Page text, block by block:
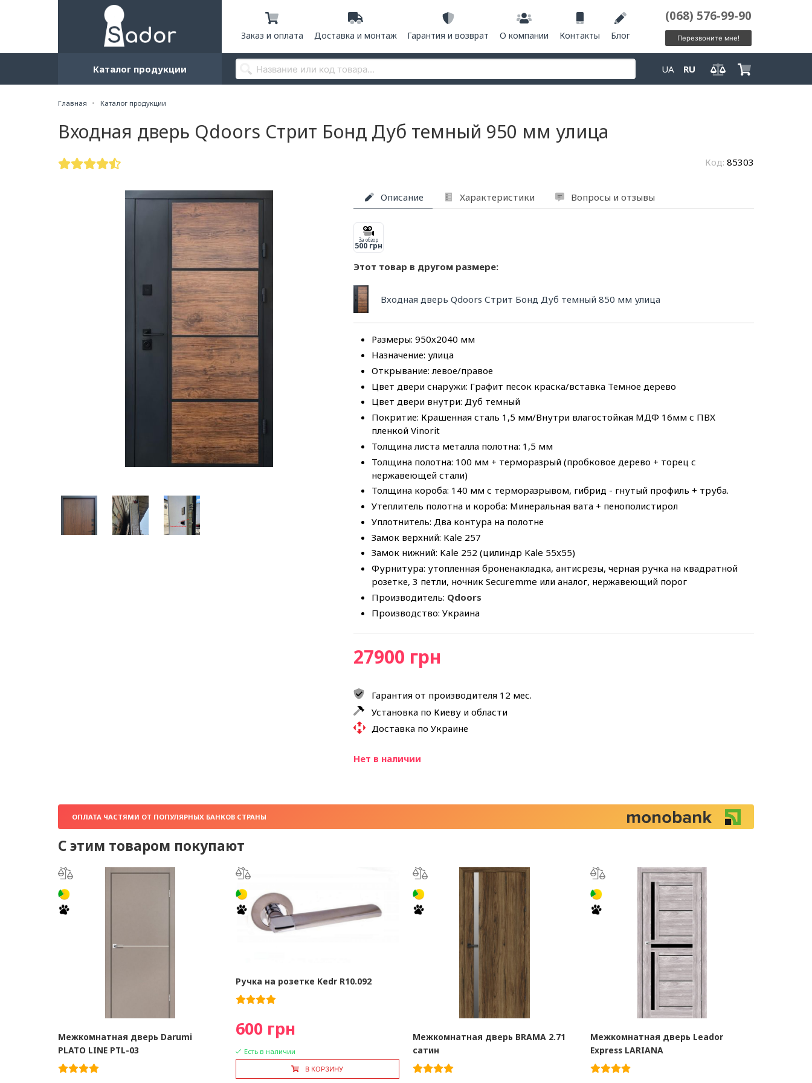
Заказ и оплата Доставка и монтаж Гарантия и возврат О компании Контакты Блог
(068) 576-99-90
Перезвоните мне!
Каталог продукции UA RU
Главная Каталог продукции
Входная дверь Qdoors Стрит Бонд Дуб темный 950 мм улица
Код: 85303
Описание Характеристики Вопросы и отзывы
За обзор
500 грн
Этот товар в другом размере:
Входная дверь Qdoors Стрит Бонд Дуб темный 850 мм улица
Размеры: 950х2040 мм
Назначение: улица
Открывание: левое/правое
Цвет двери снаружи: Графит песок краска/вставка Темное дерево
Цвет двери внутри: Дуб темный
Покритие: Крашенная сталь 1,5 мм/Внутри влагостойкая МДФ 16мм с ПВХ
пленкой Vinorit
Толщина листа металла полотна: 1,5 мм
Толщина полотна: 100 мм + терморазрый (пробковое дерево + торец с
нержавеющей стали)
Толщина короба: 140 мм с терморазрывом, гибрид - гнутый профиль + труба.
Утеплитель полотна и короба: Минеральная вата + пенополистирол
Уплотнитель: Два контура на полотне
Замок верхний: Kale 257
Замок нижний: Kale 252 (цилиндр Kale 55x55)
Фурнитура: утопленная броненакладка, антисрезы, черная ручка на квадратной
розетке, 3 петли, ночник Securemme или аналог, нержавеющий порог
Производитель: Qdoors
Производство: Украина
27900 грн
Гарантия от производителя 12 мес.
Установка по Киеву и области
Доставка по Украине
Нет в наличии
ОПЛАТА ЧАСТЯМИ ОТ ПОПУЛЯРНЫХ БАНКОВ СТРАНЫ
С этим товаром покупают
Межкомнатная дверь Darumi
PLATO LINE PTL-03
Ручка на розетке Kedr R10.092
600 грн
Есть в наличии
В КОРЗИНУ
Межкомнатная дверь BRAMA 2.71
сатин
Межкомнатная дверь Leador
Express LARIANA